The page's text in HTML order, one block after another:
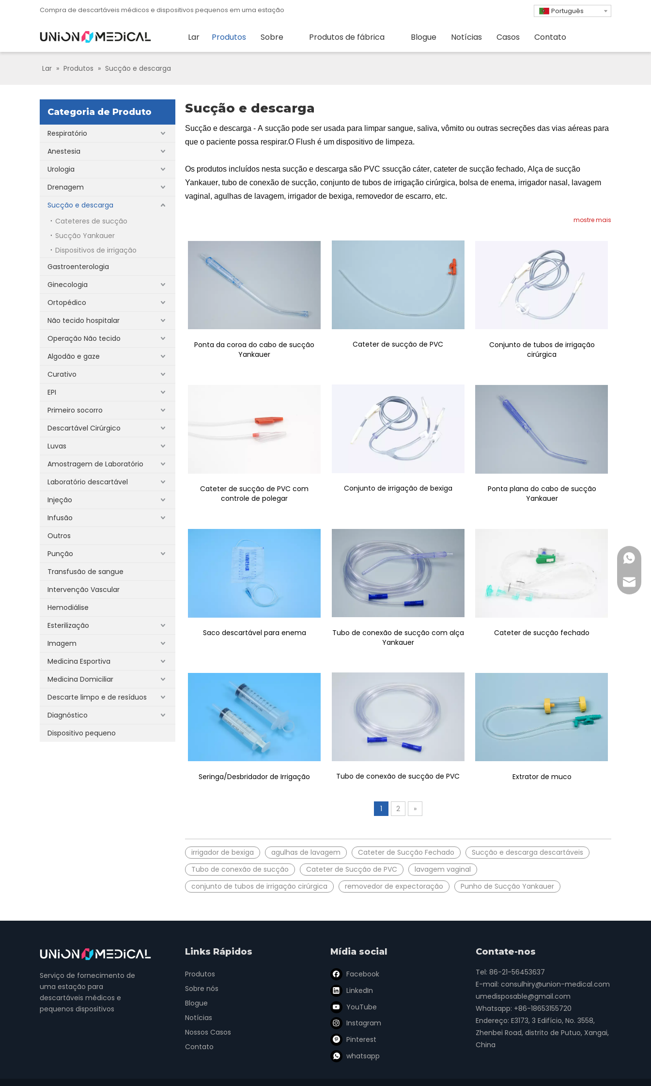
Compra de descartáveis ​​​​médicos e dispositivos pequenos em uma estação Português
Lar Produtos Sobre Produtos de fábrica Blogue Notícias Casos Contato
Lar » Produtos » Sucção e descarga
Categoria de Produto
Respiratório
Anestesia
Urologia
Drenagem
Sucção e descarga
Cateteres de sucção
Sucção Yankauer
Dispositivos de irrigação
Gastroenterologia
Ginecologia
Ortopédico
Não tecido hospitalar
Operação Não tecido
Algodão e gaze
Curativo
EPI
Primeiro socorro
Descartável Cirúrgico
Luvas
Amostragem de Laboratório
Laboratório descartável
Injeção
Infusão
Outros
Punção
Transfusão de sangue
Intervenção Vascular
Hemodiálise
Esterilização
Imagem
Medicina Esportiva
Medicina Domiciliar
Descarte limpo e de resíduos
Diagnóstico
Dispositivo pequeno
Sucção e descarga
Sucção e descarga - A sucção pode ser usada para limpar sangue, saliva, vômito ou outras secreções das vias aéreas para
que o paciente possa respirar.O Flush é um dispositivo de limpeza.
Os produtos incluídos nesta sucção e descarga são PVC ssucção cáter, cateter de sucção fechado, Alça de sucção
Yankauer, tubo de conexão de sucção, conjunto de tubos de irrigação cirúrgica, bolsa de enema, irrigador nasal, lavagem
vaginal , agulhas de lavagem, irrigador de bexiga, removedor de escarro, etc.
mostre mais
Ponta da coroa do cabo de sucção
Yankauer
Cateter de sucção de PVC
Conjunto de tubos de irrigação
cirúrgica
Cateter de sucção de PVC com
controle de polegar
Conjunto de irrigação de bexiga
Ponta plana do cabo de sucção
Yankauer
Saco descartável para enema
Tubo de conexão de sucção com alça
Yankauer
Cateter de sucção fechado
Seringa/Desbridador de Irrigação Tubo de conexão de sucção de PVC Extrator de muco
1 2 »
irrigador de bexiga agulhas de lavagem Cateter de Sucção Fechado
Sucção e descarga descartáveis
Tubo de conexão de sucção
Cateter de Sucção de PVC
lavagem vaginal
conjunto de tubos de irrigação cirúrgica
removedor de expectoração Punho de Sucção Yankauer
Serviço de fornecimento de
uma estação para
descartáveis ​​médicos e
pequenos dispositivos
Links Rápidos
Produtos
Sobre nós
Blogue
Notícias
Nossos Casos
Contato
Mídia social
Facebook
LinkedIn
YouTube
Instagram
Pinterest
whatsapp
Contate-nos
Tel: 86-21-56453637
E-mail: consulhiry@union-medical.com
umedisposable@gmail.com
Whatsapp: +86-18653155720
Endereço: E3173, 3 Edifício, No. 3558,
Zhenbei Road, distrito de Putuo, Xangai,
China
+86-